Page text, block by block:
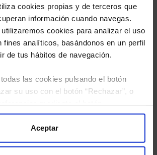
cookies propias y de terceros que
información cuando navegas.
cookies para analizar el uso
fines analíticos, basándonos en un perfil
de tus hábitos de navegación.
las cookies pulsando el botón
su uso con el botón “Rechazar”, o
Consulta nuestraPolítica
más información.
Aceptar